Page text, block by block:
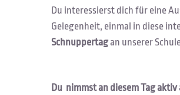
Du interessierst dich für eine
Gelegenheit, einmal in diese
Schnuppertagan unserer
Du nimmst an diesem Tag